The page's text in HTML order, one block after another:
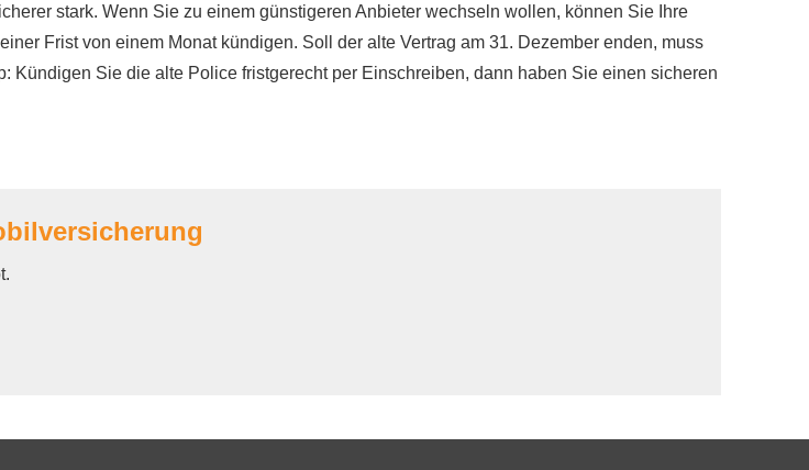
stark. Wenn Sie zu einem günstigeren Anbieter wechseln wollen, können Sie Ihre
Frist von einem Monat kündigen. Soll der alte Vertrag am 31. Dezember enden, muss
Kündigen Sie die alte Police fristgerecht per Einschreiben, dann haben Sie einen sicheren